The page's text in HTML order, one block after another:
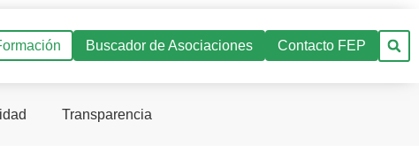
Buscador de Asociaciones Contacto FEP
Transparencia